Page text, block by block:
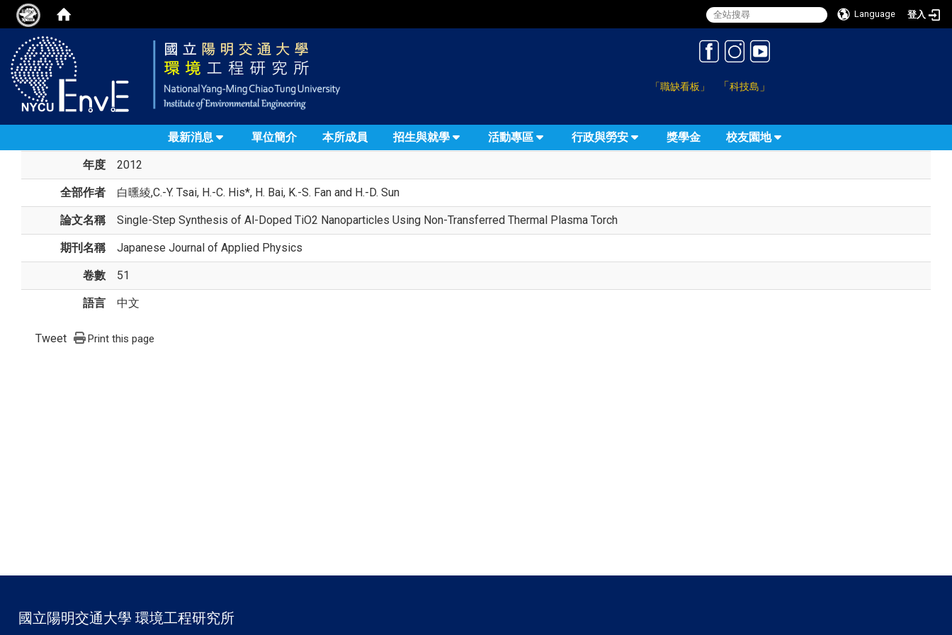
Language 登入
「職缺看板」 「科技島 」
最新消息 單位簡介 本所成員 招生與就學 活動專區 行政與勞安 獎學金 校友園地
年度 2012
全部作者 白曛綾,C.-Y. Tsai, H.-C. His*, H. Bai, K.-S. Fan and H.-D. Sun
論文名稱 Single-Step Synthesis of Al-Doped TiO2 Nanoparticles Using Non-Transferred Thermal Plasma Torch
期刊名稱 Japanese Journal of Applied Physics
卷數 51
語言 中文
Tweet Print this page
國立陽明交通大學 環境工程研究所